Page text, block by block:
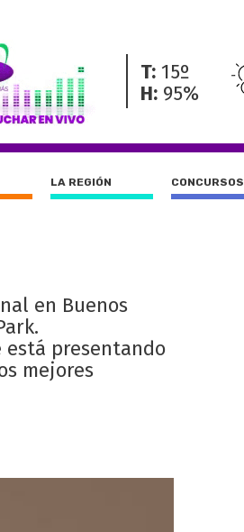
T: 15º
H: 95%
LA REGIÓN CONCURSOS
en Buenos
está presentando
mejores